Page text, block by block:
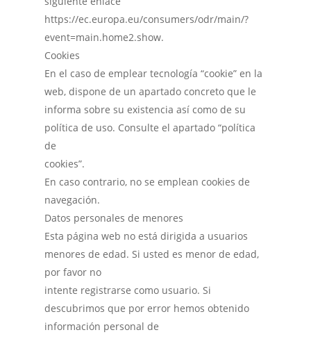
https://ec.europa.eu/consumers/odr/main/?
event=main.home2.show.
Cookies
En el caso de emplear tecnología “cookie” en la
web, dispone de un apartado concreto que le
informa sobre su existencia así como de su
política de uso. Consulte el apartado “política
de
cookies”.
En caso contrario, no se emplean cookies de
navegación.
Datos personales de menores
Esta página web no está dirigida a usuarios
menores de edad. Si usted es menor de edad,
por favor no
intente registrarse como usuario. Si
descubrimos que por error hemos obtenido
información personal de